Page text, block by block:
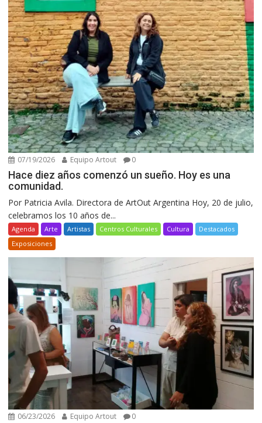
07/19/2026 Equipo Artout 0
Hace diez años comenzó un sueño. Hoy es una
comunidad.
Por Patricia Avila. Directora de ArtOut Argentina Hoy, 20 de julio,
celebramos los 10 años de...
Agenda Arte Artistas Centros Culturales Cultura
Destacados
Exposiciones
06/23/2026 Equipo Artout 0